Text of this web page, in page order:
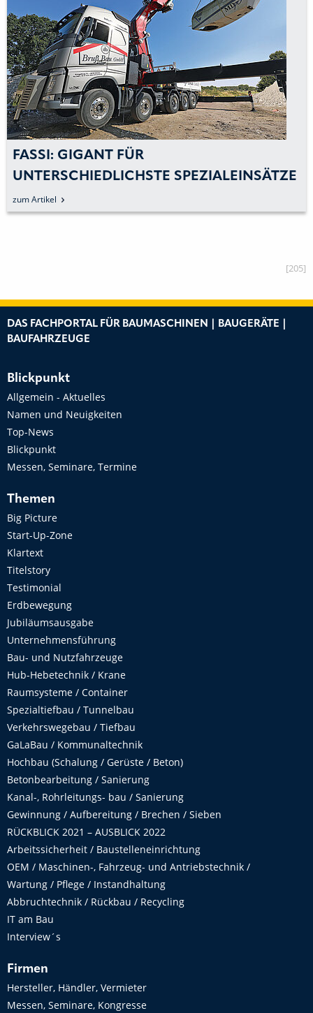
FASSI: GIGANT FÜR
UNTERSCHIEDLICHSTE SPEZIALEINSÄTZE
zum Artikel
[205]
DAS FACHPORTAL FÜR BAUMASCHINEN | BAUGERÄTE |
BAUFAHRZEUGE
Blickpunkt
Allgemein - Aktuelles
Namen und Neuigkeiten
Top-News
Blickpunkt
Messen, Seminare, Termine
Themen
Big Picture
Start-Up-Zone
Klartext
Titelstory
Testimonial
Erdbewegung
Jubiläumsausgabe
Unternehmensführung
Bau- und Nutzfahrzeuge
Hub-Hebetechnik / Krane
Raumsysteme / Container
Spezialtiefbau / Tunnelbau
Verkehrswegebau / Tiefbau
GaLaBau / Kommunaltechnik
Hochbau (Schalung / Gerüste / Beton)
Betonbearbeitung / Sanierung
Kanal-, Rohrleitungs- bau / Sanierung
Gewinnung / Aufbereitung / Brechen / Sieben
RÜCKBLICK 2021 – AUSBLICK 2022
Arbeitssicherheit / Baustelleneinrichtung
OEM / Maschinen-, Fahrzeug- und Antriebstechnik /
Wartung / Pflege / Instandhaltung
Abbruchtechnik / Rückbau / Recycling
IT am Bau
Interview´s
Firmen
Hersteller, Händler, Vermieter
Messen, Seminare, Kongresse